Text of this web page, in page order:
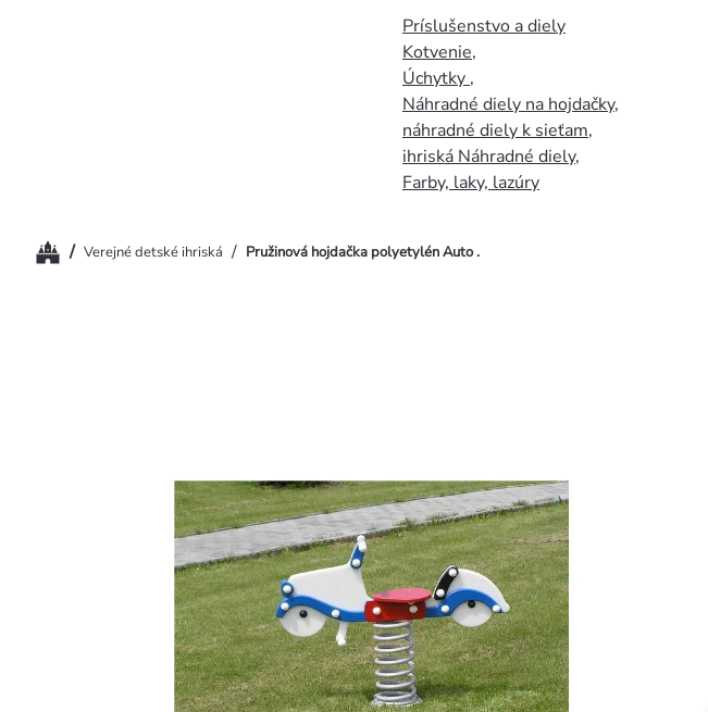
Príslušenstvo a diely
Kotvenie,
Úchytky ,
Náhradné diely na hojdačky,
náhradné diely k sieťam,
ihriská Náhradné diely,
Farby, laky, lazúry
Domov
/ Verejné detské ihriská / Pružinová hojdačka polyetylén Auto .